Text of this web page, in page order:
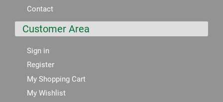
Contact
Customer Area
Sign in
Register
My Shopping Cart
My Wishlist